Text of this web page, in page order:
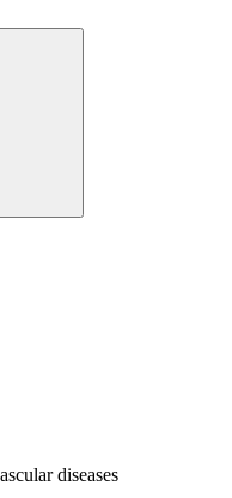
diseases